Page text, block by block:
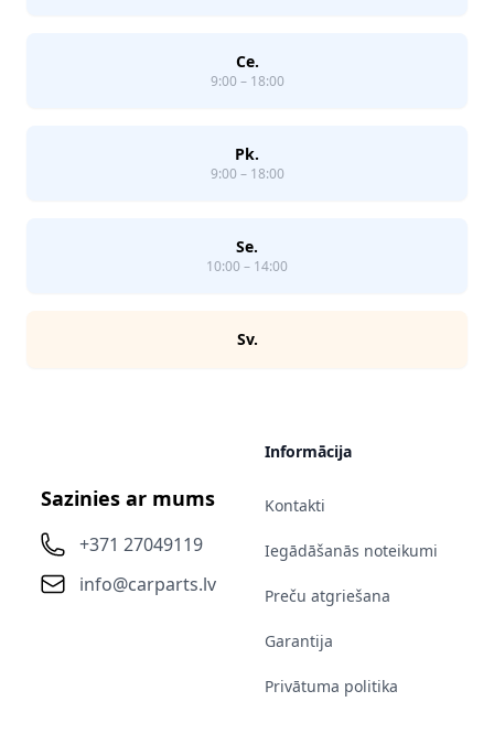
Ce.
9:00 – 18:00
Pk.
9:00 – 18:00
Se.
10:00 – 14:00
Sv.
Sazinies ar mums
+371 27049119
info@carparts.lv
Informācija
Kontakti
Iegādāšanās noteikumi
Preču atgriešana
Garantija
Privātuma politika